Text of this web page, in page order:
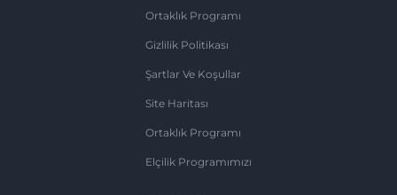
Ortaklık Programı
Gizlilik Politikası
Şartlar Ve Koşullar
Site Haritası
Ortaklık Programı
Elçilik Programımızı